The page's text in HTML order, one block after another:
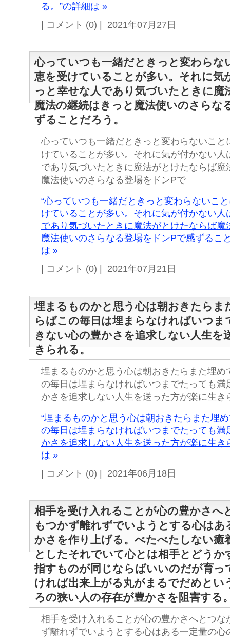
る。”の詳細は »
| コメント (0) | 2021年07月27日
心っていつも一緒だときっと変わらな
恵を受けていることが多い。それに気
っと幸せな人であり気づいたときに魔
魔法の継続はきっと魔法使いのさらな
ずることだろう。
心っていつも一緒だときっと変わらないこと
けていることが多い。それに気が付かない人
であり気づいたときに魔法がとけたならば魔
魔法使いのさらなる登場をドンPで
“心っていつも一緒だときっと変わらないこ
けていることが多い。それに気が付かない人
であり気づいたときに魔法がとけたならば魔
魔法使いのさらなる登場をドンPで感ずるこ
は »
| コメント (0) | 2021年07月21日
埋まるものかと思う心は朝おきたらま
らばこの毎日は埋まらなければいつま
きない心の豊かさを追求しない人生を
きられる。
埋まるものかと思う心は朝おきたらまた埋め
の毎日は埋まらなければいつまでたっても満
かさを追求しない人生を送った方が楽に生き
“埋まるものかと思う心は朝おきたらまた埋
の毎日は埋まらなければいつまでたっても満
かさを追求しない人生を送った方が楽に生き
は »
| コメント (0) | 2021年06月18日
相手を受け入れることが心の豊かさへ
もつかず離れずでいようとする心はあ
かさを作り上げる。べたべたしない癒
としたそれでいて心とは相手とどうか
指すものが同じならばいいのだが育っ
ければ出来上がる丸がまるでだめとい
ろの狭い人の存在が豊かさを阻害する
相手を受け入れることが心の豊かさへとつな
ず離れずでいようとする心はある一定量の心